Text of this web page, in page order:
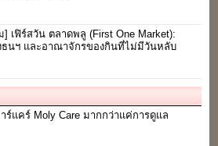
] เฟิร์สวัน ตลาดพลู (First One Market):
ธนฯ และอาณาจักรของกินที่ไม่มีวันหลับ
ร์แคร์ Moly Care มากกว่าแค่การดูแล